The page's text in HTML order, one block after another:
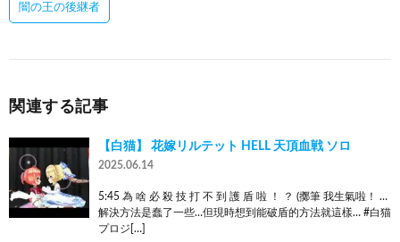
闇の王の後継者
関連する記事
【白猫】 花嫁リルテット HELL 天頂血戦 ソロ
2025.06.14
5:45 為 啥 必 殺 技 打 不 到 護 盾 啦 ！ ？ (擲筆 我生氣啦！ …
解決方法是蠢了一些…但現時想到能破盾的方法就這樣… #白猫
プロジ[…]